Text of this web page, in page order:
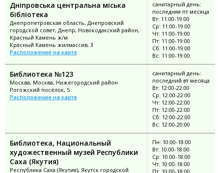
Дніпровська центральна міська
бібліотека
Днепропетровская область, Днепровский
городской совет, Днепр, Новокодакский район,
Красный Камень ж/м
Красный Камень жилмассив, 3
Расположение на карте
санитарный день:
последняя пт месяца
Вт: 11:00-19:00
Ср: 11:00-19:00
Чт: 11:00-19:00
Пт: 11:00-19:00
Сб: 11:00-19:00
Вс: 11:00-19:00
Библиотека №123
Москва, Москва, Нижегородский район
Рогожский посёлок, 5
Расположение на карте
санитарный день:
последний вт месяца
Вт: 12:00-22:00
Ср: 12:00-22:00
Чт: 12:00-22:00
Пт: 12:00-22:00
Сб: 12:00-22:00
Вс: 12:00-20:00
Библиотека, Национальный
художественный музей Республики
Саха (Якутия)
Республика Саха (Якутия), Якутск городской
Пн: 10:00-18:00
Вт: 10:00-18:00
Ср: 10:00-18:00
Чт: 10:00-18:00
Пт: 10:00-18:00